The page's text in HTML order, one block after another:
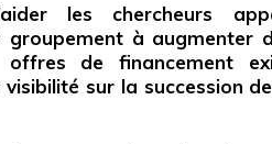
les chercheurs
groupement à augmenter
de financement
sur la succession